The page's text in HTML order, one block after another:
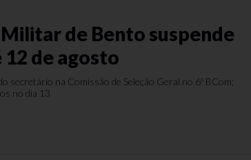
de Bento suspende
de agosto
secretário na Comissão de Seleção Geral no 6º BCom;
no dia 13